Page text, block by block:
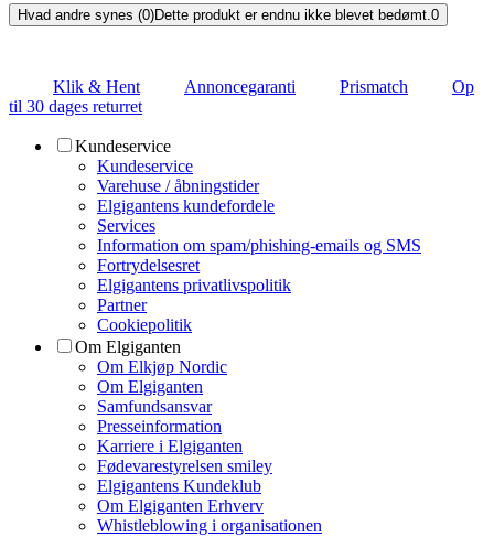
Hvad andre synes (0)Dette produkt er endnu ikke blevet bedømt.0
Klik & Hent Annoncegaranti Prismatch
Op
til 30 dages returret
Kundeservice
Kundeservice
Varehuse / åbningstider
Elgigantens kundefordele
Services
Information om spam/phishing-emails og SMS
Fortrydelsesret
Elgigantens privatlivspolitik
Partner
Cookiepolitik
Om Elgiganten
Om Elkjøp Nordic
Om Elgiganten
Samfundsansvar
Presseinformation
Karriere i Elgiganten
Fødevarestyrelsen smiley
Elgigantens Kundeklub
Om Elgiganten Erhverv
Whistleblowing i organisationen